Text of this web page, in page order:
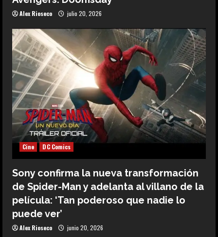
Alex Rioseco julio 20, 2026
Cine DC Comics
Sony confirma la nueva transformación
de Spider-Man y adelanta al villano de la
película: ‘Tan poderoso que nadie lo
puede ver’
Alex Rioseco junio 20, 2026